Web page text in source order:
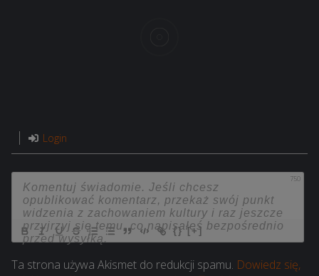
Login
750
{} [+]
Ta strona używa Akismet do redukcji spamu. Dowiedz się,